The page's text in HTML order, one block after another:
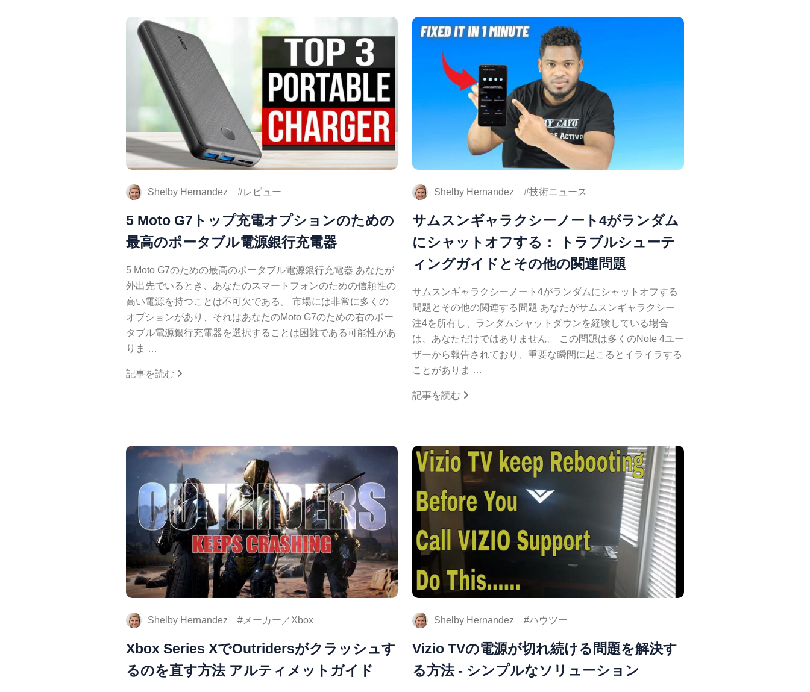
Shelby Hernandez レビュー
5 Moto G7トップ充電オプションのための
最高のポータブル電源銀行充電器
5 Moto G7のための最高のポータブル電源銀行充電器 あなたが
外出先でいるとき、あなたのスマートフォンのための信頼性の
高い電源を持つことは不可欠である。 市場には非常に多くの
オプションがあり、それはあなたのMoto G7のための右のポー
タブル電源銀行充電器を選択することは困難である可能性があ
りま …
記事を読む
Shelby Hernandez 技術ニュース
サムスンギャラクシーノート4がランダム
にシャットオフする： トラブルシューテ
ィングガイドとその他の関連問題
サムスンギャラクシーノート4がランダムにシャットオフする
問題とその他の関連する問題 あなたがサムスンギャラクシー
注4を所有し、ランダムシャットダウンを経験している場合
は、あなただけではありません。 この問題は多くのNote 4ユー
ザーから報告されており、重要な瞬間に起こるとイライラする
ことがありま …
記事を読む
Shelby Hernandez メーカー／Xbox
Xbox Series XでOutridersがクラッシュす
るのを直す方法 アルティメットガイド
Shelby Hernandez ハウツー
Vizio TVの電源が切れ続ける問題を解決す
る方法 - シンプルなソリューション